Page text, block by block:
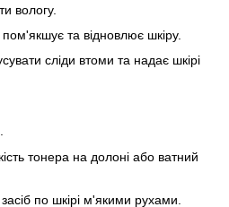
вологу.
та відновлює шкіру.
сліди втоми та надає шкірі
тонера на долоні або ватний
засіб по шкірі м'якими рухами.